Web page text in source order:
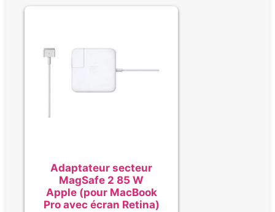
Adaptateur secteur
MagSafe 2 85 W
Apple (pour MacBook
Pro avec écran Retina)